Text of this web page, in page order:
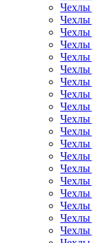
Чехлы
Чехлы
Чехлы
Чехлы
Чехлы
Чехлы
Чехлы
Чехлы
Чехлы
Чехлы
Чехлы
Чехлы
Чехлы
Чехлы
Чехлы
Чехлы
Чехлы
Чехлы
Чехлы